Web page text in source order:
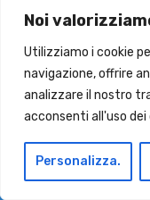
Noi
Utilizziamo i cookie
navigazione, offrire
analizzare il nostro
acconsenti all'uso dei
Personalizza.
Samsung